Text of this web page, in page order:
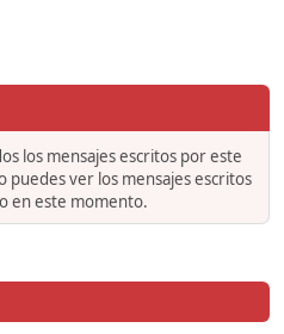
los mensajes escritos por este
puedes ver los mensajes escritos
en este momento.